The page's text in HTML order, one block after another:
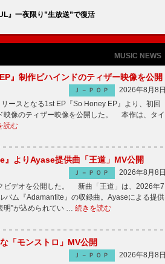
』一夜限り”生放送”で復活
MUSIC NEWS
』制作ビハインドのティザー映像を公開
Ｊ－ＰＯＰ
2026年8月8日
ースとなる1st EP『So Honey EP』より、初回
映像のティザー映像を公開した。 本作は、タイ
読む
よりAyase提供曲「王道」MV公開
Ｊ－ＰＯＰ
2026年8月8日
ビデオを公開した。 新曲「王道」は、2026年7
バム『Adamantite』の収録曲。Ayaseによる提供
明”が込められてい … 続きを読む
「モンストロ」MV公開
Ｊ－ＰＯＰ
2026年8月8日